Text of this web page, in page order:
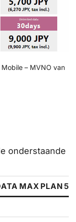
– MVNO van
onderstaande
MAX PLAN 5G